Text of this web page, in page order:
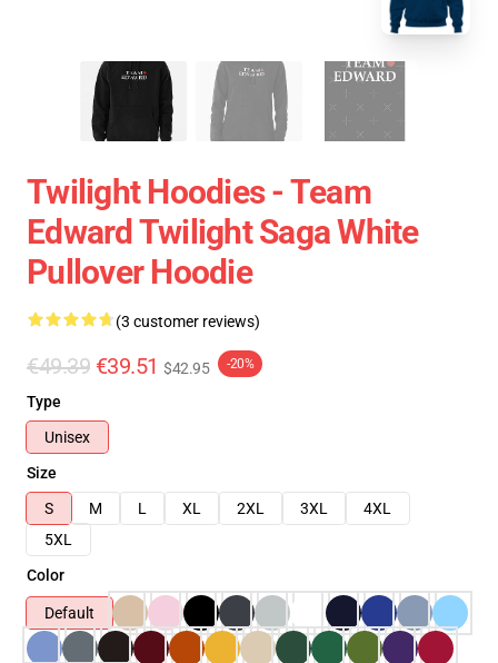
Twilight Hoodies - Team
Edward Twilight Saga White
Pullover Hoodie
(3 customer reviews)
€49.39 €39.51 $42.95 -20%
Type
Unisex
Size
S
M L XL 2XL 3XL
4XL
5XL
Color
Default